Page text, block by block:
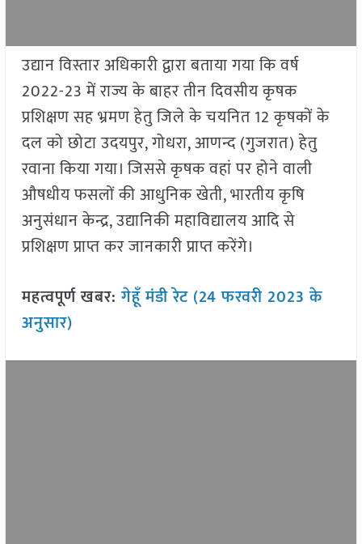
उद्यान विस्तार अधिकारी द्वारा बताया गया कि वर्ष
2022-23 में राज्य के बाहर तीन दिवसीय कृषक
प्रशिक्षण सह भ्रमण हेतु जिले के चयनित 12 कृषकों के
दल को छोटा उदयपुर, गोधरा, आणन्द (गुजरात) हेतु
रवाना किया गया। जिससे कृषक वहां पर होने वाली
औषधीय फसलों की आधुनिक खेती, भारतीय कृषि
अनुसंधान केन्द्र, उद्यानिकी महाविद्यालय आदि से
प्रशिक्षण प्राप्त कर जानकारी प्राप्त करेंगे।
महत्वपूर्ण खबर:गेहूँ मंडी रेट (24 फरवरी 2023 के
अनुसार)